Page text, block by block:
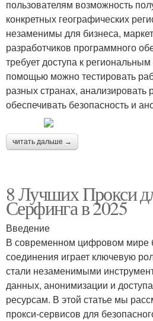
пользователям возможность
конкретных географических
незаменимы для бизнеса,
разработчиков программного
требует доступа к
помощью можно тестировать
разных странах,
обеспечивать безопасность и
читать дальше →
8 Лучших Прокси
Серфинга в 2025
Введение
В современном цифровом мире
соединения играет ключевую
стали незаменимыми
данных, анонимизации и
ресурсам. В этой статье мы
прокси-сервисов для